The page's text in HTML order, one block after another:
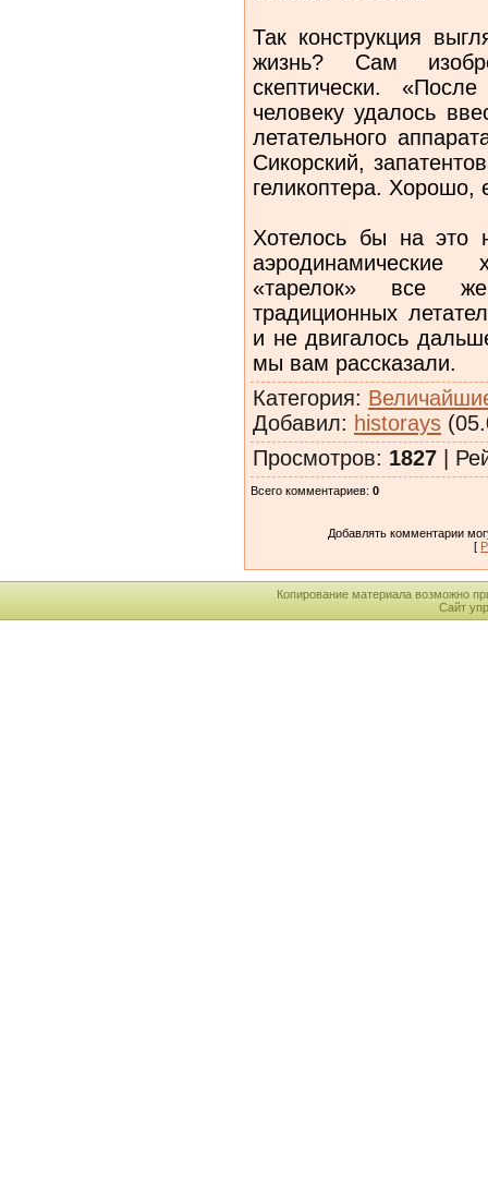
Так конструкция
жизнь? Сам
скептически.
человеку удалось
летательного
Сикорский,
геликоптера.
Хотелось бы на это
аэродинамические
«тарелок» все
традиционных
и не двигалось
мы вам рассказали.
Категория:
Добавил: historays
Просмотров: 1827 |
Всего комментариев: 0
Добавлять комментарии
[
Копирование материала возможно
Сайт